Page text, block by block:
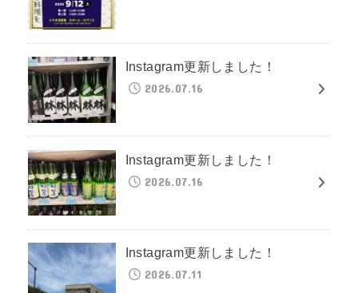
Instagram更新しました！
2026.07.16
Instagram更新しました！
2026.07.16
Instagram更新しました！
2026.07.11